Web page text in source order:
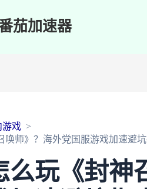
茄加速器
游戏
唤师》？海外党国服游戏加速避
么玩《封神